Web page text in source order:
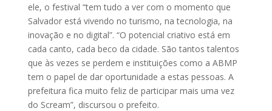
ele, o festival “tem tudo a ver com o momento que
Salvador está vivendo no turismo, na tecnologia, na
inovação e no digital”. “O potencial criativo está em
cada canto, cada beco da cidade. São tantos talentos
que às vezes se perdem e instituições como a ABMP
tem o papel de dar oportunidade a estas pessoas. A
prefeitura fica muito feliz de participar mais uma vez
do Scream”, discursou o prefeito.